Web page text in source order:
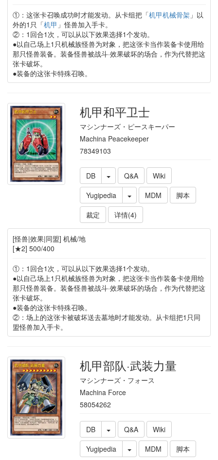
①：这张卡召唤成功时才能发动。从卡组把「机甲机械骨架 」以
外的1只「机甲 」怪兽加入手卡。
②：1回合1次，可以从以下效果选择1个发动。
●以自己场上1只机械族怪兽为对象，把这张卡当作装备卡使用给
那只怪兽装备。装备怪兽被战斗·效果破坏的场合，作为代替把这
张卡破坏。
●装备的这张卡特殊召唤。
机甲和平卫士
マシンナーズ・ピースキーパー
Machina Peacekeeper
78349103
DB Q&A
Wiki
Yugipedia
MDM
脚本
裁定
详情(4)
[怪兽|效果|同盟] 机械/地
[★2] 500/400
①：1回合1次，可以从以下效果选择1个发动。
●以自己场上1只机械族怪兽为对象，把这张卡当作装备卡使用给
那只怪兽装备。装备怪兽被战斗·效果破坏的场合，作为代替把这
张卡破坏。
●装备的这张卡特殊召唤。
②：场上的这张卡被破坏送去墓地时才能发动。从卡组把1只同
盟怪兽加入手卡。
机甲部队·武装力量
マシンナーズ・フォース
Machina Force
58054262
DB Q&A
Wiki
Yugipedia
MDM 脚本